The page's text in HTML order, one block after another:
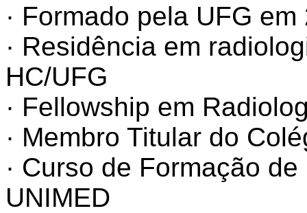
· Formado pela UFG em
· Residência em
HC/UFG
· Fellowship em
· Membro Titular do
· Curso de Formação
UNIMED